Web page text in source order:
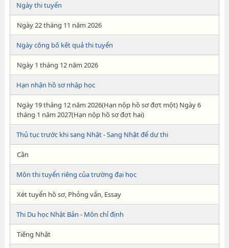
Ngày thi tuyển
Ngày 22 tháng 11 năm 2026
Ngày công bố kết quả thi tuyển
Ngày 1 tháng 12 năm 2026
Hạn nhận hồ sơ nhập học
Ngày 19 tháng 12 năm 2026(Hạn nộp hồ sơ đợt một) Ngày 6
tháng 1 năm 2027(Hạn nộp hồ sơ đợt hai)
Thủ tục trước khi sang Nhật - Sang Nhật để dự thi
Cần
Môn thi tuyển riêng của trường đại học
Xét tuyển hồ sơ, Phỏng vấn, Essay
Thi Du học Nhật Bản - Môn chỉ định
Tiếng Nhật